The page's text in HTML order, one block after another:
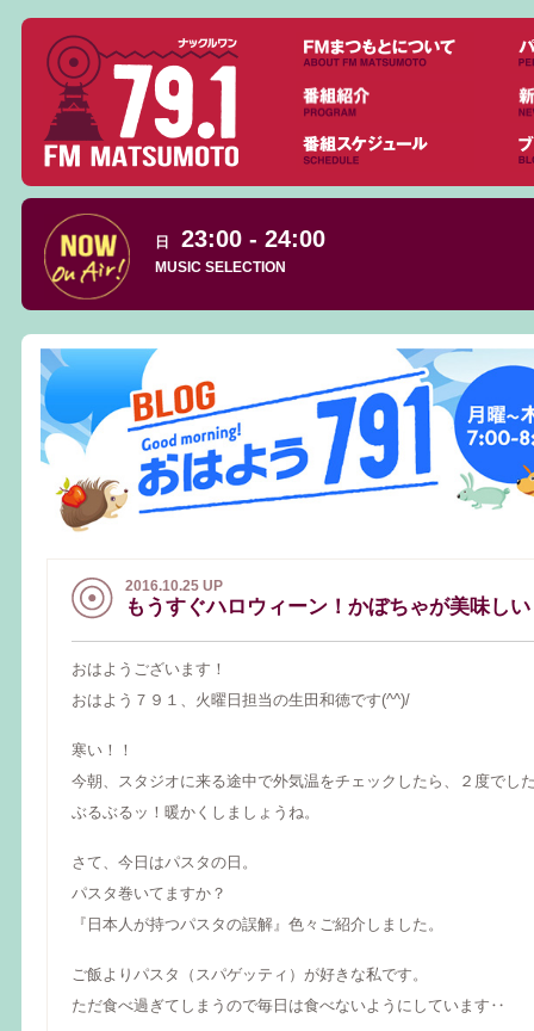
日 23:00 - 24:00
MUSIC SELECTION
2016.10.25 UP
もうすぐハロウィーン！かぼちゃが美味し
おはようございます！
おはよう７９１、火曜日担当の生田和徳です(^^)/
寒い！！
今朝、スタジオに来る途中で外気温をチェックしたら、２度でし
ぶるぶるッ！暖かくしましょうね。
さて、今日はパスタの日。
パスタ巻いてますか？
『日本人が持つパスタの誤解』色々ご紹介しました。
ご飯よりパスタ（スパゲッティ）が好きな私です。
ただ食べ過ぎてしまうので毎日は食べないようにしています‥